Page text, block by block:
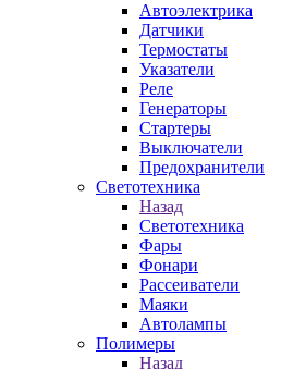
Автоэлектрика
Датчики
Термостаты
Указатели
Реле
Генераторы
Стартеры
Выключатели
Предохранители
Светотехника
Назад
Светотехника
Фары
Фонари
Рассеиватели
Маяки
Автолампы
Полимеры
Назад